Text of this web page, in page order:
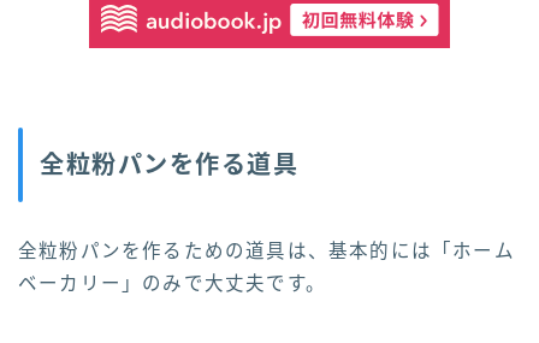
全粒粉パンを作る道具
全粒粉パンを作るための道具は、基本的には「ホーム
ベーカリー」のみで大丈夫です。